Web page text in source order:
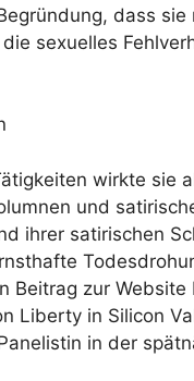
dass
sexuelles
wirkte sie
und
ihrer satirischen
Beitrag zur
Liberty in Silicon
in der